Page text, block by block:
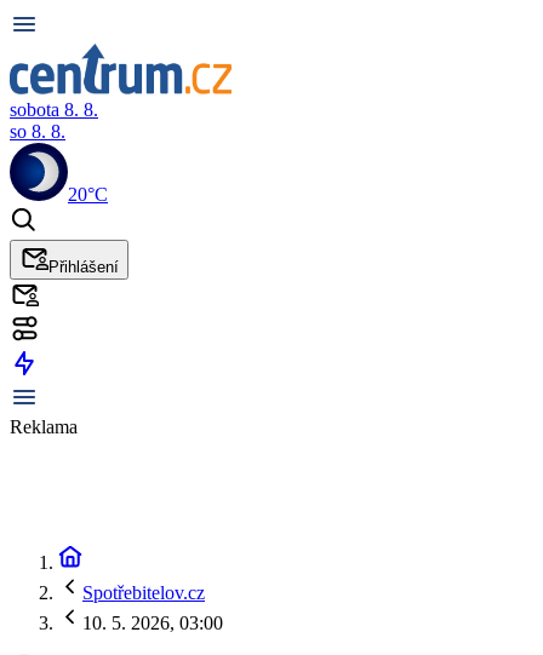
sobota 8. 8.
so 8. 8.
20°C
Přihlášení
Reklama
Spotřebitelov.cz
10. 5. 2026, 03:00